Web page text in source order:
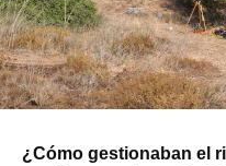
¿Cómo gestionaban el